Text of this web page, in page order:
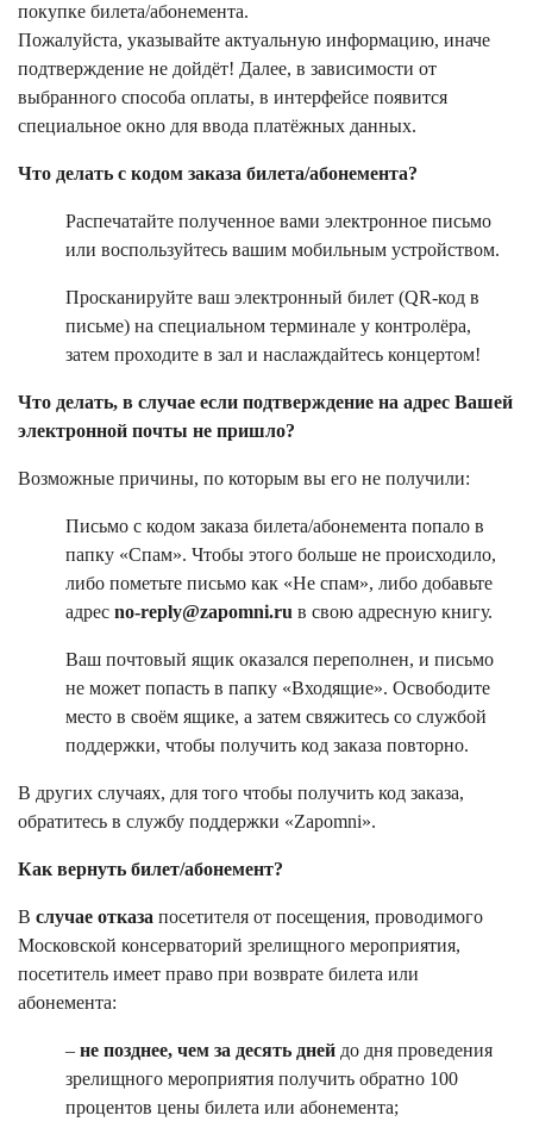
покупке билета/абонемента.
Пожалуйста, указывайте актуальную информацию, иначе
подтверждение не дойдёт! Далее, в зависимости от
выбранного способа оплаты, в интерфейсе появится
специальное окно для ввода платёжных данных.
Что делать с кодом заказа билета/абонемента?
Распечатайте полученное вами электронное письмо
или воспользуйтесь вашим мобильным устройством.
Просканируйте ваш электронный билет (QR-код в
письме) на специальном терминале у контролёра,
затем проходите в зал и наслаждайтесь концертом!
Что делать, в случае если подтверждение на адрес Вашей
электронной почты не пришло?
Возможные причины, по которым вы его не получили:
Письмо с кодом заказа билета/абонемента попало в
папку «Спам». Чтобы этого больше не происходило,
либо пометьте письмо как «Не спам», либо добавьте
адрес no-reply@zapomni.ru в свою адресную книгу.
Ваш почтовый ящик оказался переполнен, и письмо
не может попасть в папку «Входящие». Освободите
место в своём ящике, а затем свяжитесь со службой
поддержки, чтобы получить код заказа повторно.
В других случаях, для того чтобы получить код заказа,
обратитесь в службу поддержки «Zapomni».
Как вернуть билет/абонемент?
В случае отказа посетителя от посещения, проводимого
Московской консерваторий зрелищного мероприятия,
посетитель имеет право при возврате билета или
абонемента:
– не позднее, чем за десять дней до дня проведения
зрелищного мероприятия получить обратно 100
процентов цены билета или абонемента;